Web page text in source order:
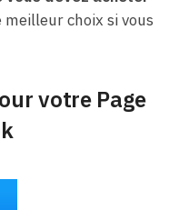
meilleur choix si vous
votre Page